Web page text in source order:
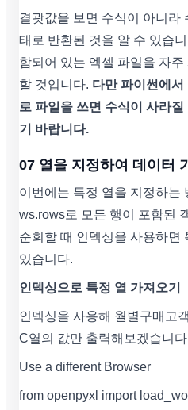
결괏값을 보면 수식이 아니라
태로 반환된 것을 알 수 있습
함되어 있는 엑셀 파일을 자
할 것입니다. 다만 파이썬에
로 파일을 쓰면 수식이 사라
기 바랍니다.
07 열을 지정하여 데이터
이번에는 특정 열을 지정하는
ws.rows로 모든 행이 포함된
순회할 때 인덱싱을 사용하면
있습니다.
인덱싱으로 특정 열 가져오기
인덱싱을 사용해 월별구매고
C열의 값만 출력해보겠습니
Use a different Browser
from openpyxl import